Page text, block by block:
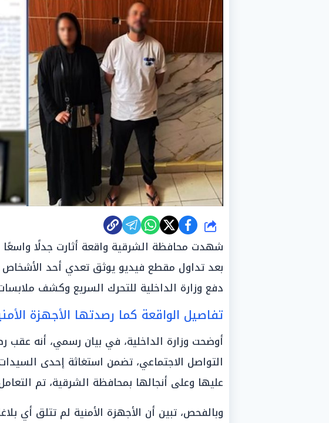
شارك
شهدت محافظة الشرقية واقعة أثارت جدلًا واسعًا
بعد تداول مقطع فيديو يوثق تعدي أحد الأشخاص
دفع وزارة الداخلية للتحرك السريع وكشف
تفاصيل الواقعة كما رصدتها الأجهزة
أوضحت وزارة الداخلية، في بيان رسمي، أنه
التواصل الاجتماعي، تضمن استغاثة إحدى
عليها وعلى أنجالها بمحافظة الشرقية، تم
وبالفحص، تبين أن الأجهزة الأمنية لم تتلق أي